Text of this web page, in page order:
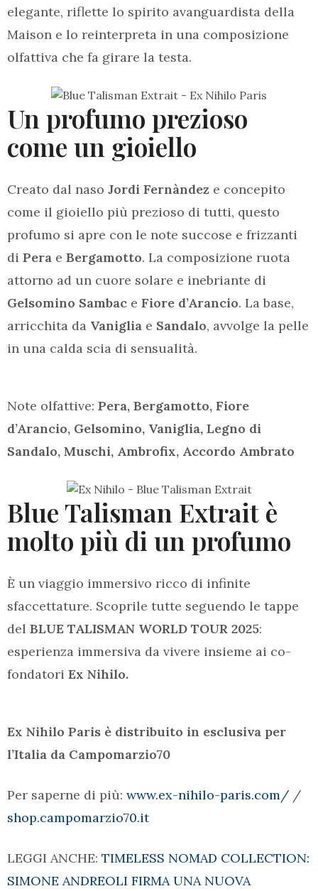
elegante, riflette lo spirito avanguardista della
Maison e lo reinterpreta in una composizione
olfattiva che fa girare la testa.
Un profumo prezioso
come un gioiello
Creato dal naso Jordi Fernàndez e concepito
come il gioiello più prezioso di tutti, questo
profumo si apre con le note succose e frizzanti
di Pera e Bergamotto. La composizione ruota
attorno ad un cuore solare e inebriante di
Gelsomino Sambac e Fiore d’Arancio. La base,
arricchita da Vaniglia e Sandalo, avvolge la pelle
in una calda scia di sensualità.
Note olfattive: Pera, Bergamotto, Fiore
d’Arancio, Gelsomino, Vaniglia, Legno di
Sandalo, Muschi, Ambrofix, Accordo Ambrato
Blue Talisman Extrait è
molto più di un profumo
È un viaggio immersivo ricco di infinite
sfaccettature. Scoprile tutte seguendo le tappe
del BLUE TALISMAN WORLD TOUR 2025:
esperienza immersiva da vivere insieme ai co-
fondatori Ex Nihilo.
Ex Nihilo Paris è distribuito in esclusiva per
l’Italia da Campomarzio70
Per saperne di più: www.ex-nihilo-paris.com/ /
shop.campomarzio70.it
LEGGI ANCHE: TIMELESS NOMAD COLLECTION:
SIMONE ANDREOLI FIRMA UNA NUOVA